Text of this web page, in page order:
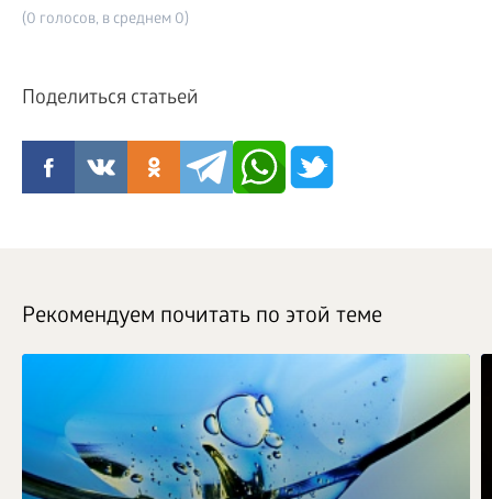
(0 голосов, в среднем 0)
Поделиться статьей
Рекомендуем почитать по этой теме